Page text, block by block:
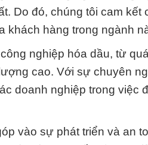
Do đó, chúng tôi cam kết
khách hàng trong ngành
nghiệp hóa dầu, từ
cao. Với sự chuyên
doanh nghiệp trong việc
vào sự phát triển và an